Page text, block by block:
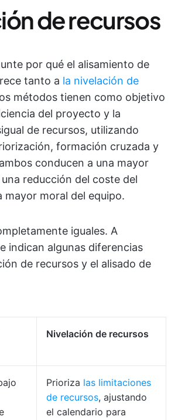
de recursos
por qué el alisamiento de
tanto a la nivelación de
métodos tienen como objetivo
del proyecto y la
de recursos, utilizando
formación cruzada y
conducen a una mayor
reducción del coste del
mayor moral del equipo.
iguales. A
indican algunas diferencias
de recursos y el alisado de
Nivelación de recursos
Prioriza las limitaciones
de recursos, ajustando
el calendario para